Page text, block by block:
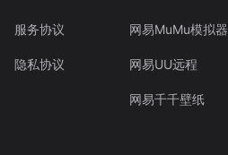
服务协议
隐私协议
网易MuMu模拟器
网易UU远程
网易千千壁纸